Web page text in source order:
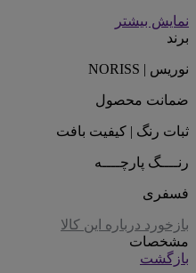
نمایش بیشتر
برند
نوریس | NORISS
ضمانت محصول
ثبات رنگ | کیفیت بافت
رنــــگ پارچــــه
فسفری
بازخورد درباره این کالا
مشخصات
بازگشت